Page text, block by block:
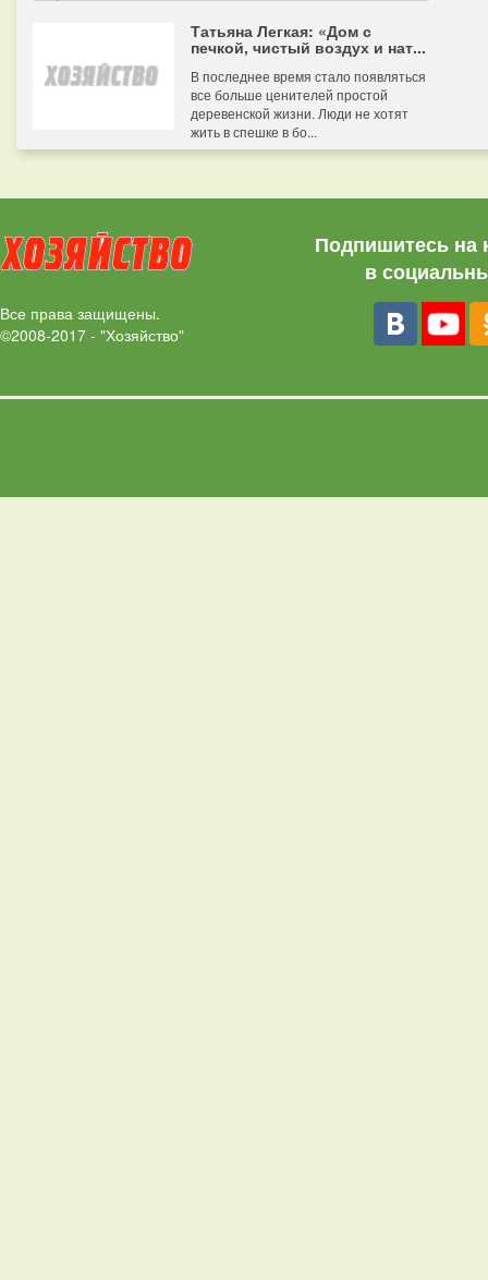
Татьяна Легкая: «Дом с
печкой, чистый воздух и нат...
В последнее время стало появляться
все больше ценителей простой
деревенской жизни. Люди не хотят
жить в спешке в бо...
Все права защищены.
©2008-2017 - "Хозяйство"
Подпишитесь на
в